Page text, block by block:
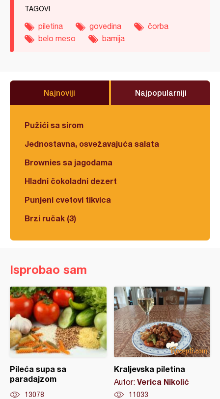
TAGOVI
piletina govedina
čorba
belo meso
bamija
Najnoviji Najpopularniji
Pužići sa sirom
Jednostavna, osvežavajuća salata
Brownies sa jagodama
Hladni čokoladni dezert
Punjeni cvetovi tikvica
Brzi ručak (3)
Isprobao sam
Pileća supa sa
paradajzom
13078
Kraljevska piletina
Autor: Verica Nikolić
11033